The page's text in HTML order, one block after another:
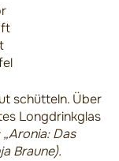
schütteln. Über
Longdrinkglas
„Aronia: Das
Braune).